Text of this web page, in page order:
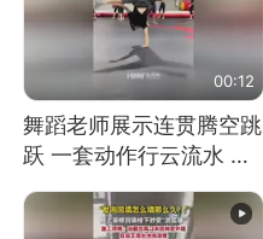
00:12
舞蹈老师展示连贯腾空跳
跃 一套动作行云流水 节
到又舞又武的？